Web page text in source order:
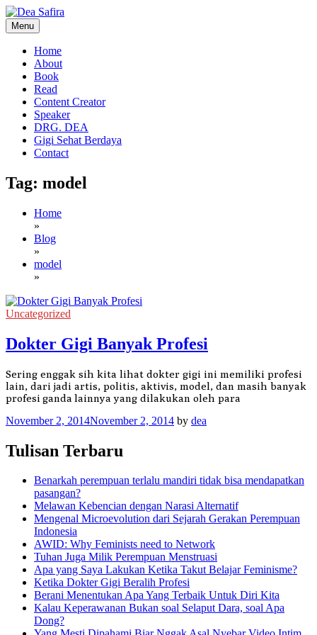
Skip
to
content
Menu
Home
About
Book
Read
Content Creator
Speaker
DRG. DEA
Gigi Sehat Berdaya
Contact
Tag: model
Home
»
Blog
»
model
»
Uncategorized
Dokter Gigi Banyak Profesi
Sering enggak sih kita lihat dokter gigi ini memiliki profesi
lain, dari jadi artis, politis, aktivis, model, dan masih banyak
profesi ganda lainnya yang dilakukan oleh para
November 2, 2014November 2, 2014 by dea
Tulisan Terbaru
Benarkah perempuan terlalu mandiri tidak bisa mendapatkan
pasangan?
Melawan Kebencian dengan Narasi Alternatif
Mengenal Microevolution dari Sejarah Gerakan Perempuan
Indonesia
AWID: Why Feminists need to Network
Tuhan Juga Milik Perempuan Menstruasi
Apa yang Saya Lakukan Ketika Takut Belajar Feminisme?
Ketika Dokter Gigi Beralih Profesi
Berani Menentukan Apa Yang Terbaik Untuk Diri Kita
Kalau Keperawanan Bukan soal Selaput Dara, soal Apa
Dong?